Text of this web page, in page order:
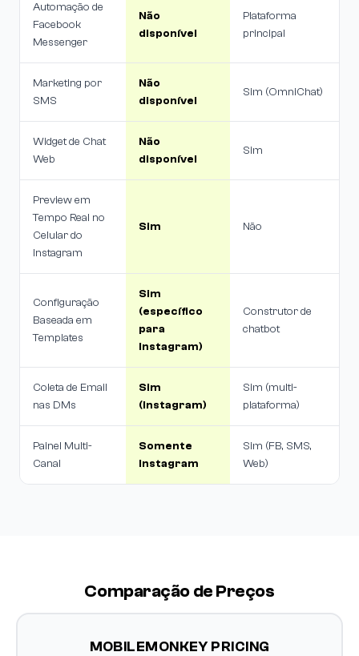
Automação de
Facebook
Messenger
Não
disponível
Plataforma
principal
Marketing por
SMS
Não
disponível
Sim (OmniChat)
Widget de Chat
Web
Não
disponível
Sim
Preview em
Tempo Real no
Celular do
Instagram
Sim Não
Configuração
Baseada em
Templates
Sim
(específico
para
Instagram)
Construtor de
chatbot
Coleta de Email
nas DMs
Sim
(Instagram)
Sim (multi-
plataforma)
Painel Multi-
Canal
Somente
Instagram
Sim (FB, SMS,
Web)
Comparação de Preços
MOBILEMONKEY PRICING